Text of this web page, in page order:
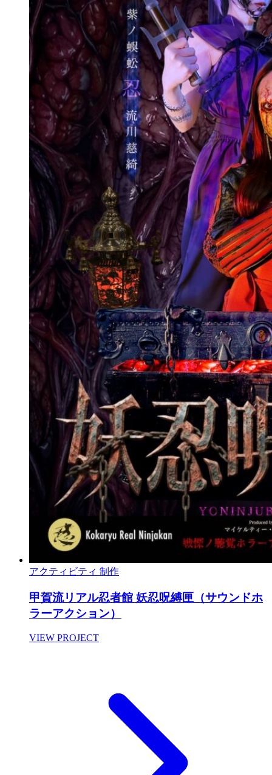
アクティビティ 制作
甲賀流リアル忍者館 妖忍呪縛匣（サウンドホ
ラーアクション）
VIEW PROJECT